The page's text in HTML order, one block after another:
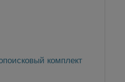
комплект